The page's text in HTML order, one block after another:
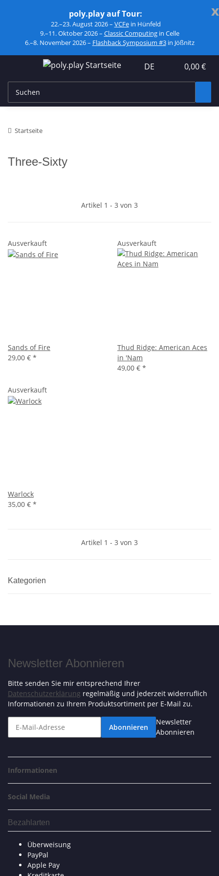
x
poly.play auf Tour:
22.–23. August 2026 – VCFein Hünfeld
9.–11. Oktober 2026 – Classic Computingin Celle
6.–8. November 2026 – Flashback Symposium #3in Jößnitz
DE 0,00 €
Startseite
Three-Sixty
Artikel 1 - 3 von 3
Ausverkauft
Sands of Fire
29,00 € *
Ausverkauft
Thud Ridge: American Aces
in 'Nam
49,00 € *
Ausverkauft
Warlock
35,00 € *
Artikel 1 - 3 von 3
Kategorien
Newsletter Abonnieren
Bitte senden Sie mir entsprechend Ihrer
Datenschutzerklärung regelmäßig und jederzeit widerruflich
Informationen zu Ihrem Produktsortiment per E-Mail zu.
Abonnieren
Newsletter
Abonnieren
Informationen
Social Media
Bezahlarten
Überweisung
PayPal
Apple Pay